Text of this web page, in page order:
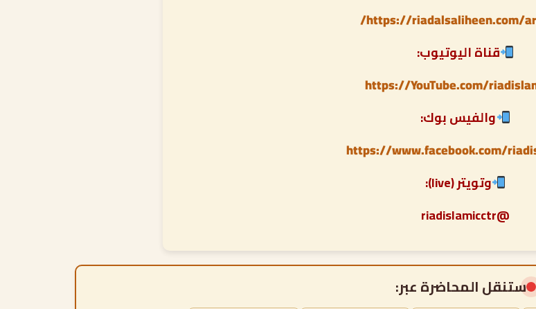
https://riadalsaliheen.com/
قناة اليوتيوب:
https://YouTube.com/
والفيس بوك:
https://www.facebook.com/
وتويتر (live):
@riadislamicctr
ستنقل المحاضرة عبر: